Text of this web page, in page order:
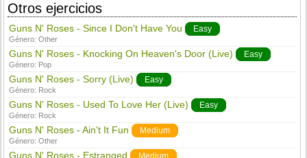
Otros ejercicios
Guns N' Roses - Since I Don't Have You Easy
Género:Other
Guns N' Roses - Knocking On Heaven's Door (Live) Easy
Género: Pop
Guns N' Roses - Sorry (Live) Easy
Género: Rock
Guns N' Roses - Used To Love Her (Live) Easy
Género: Rock
Guns N' Roses - Ain't It Fun Medium
Género:Other
Guns N' Roses - Estranged Medium